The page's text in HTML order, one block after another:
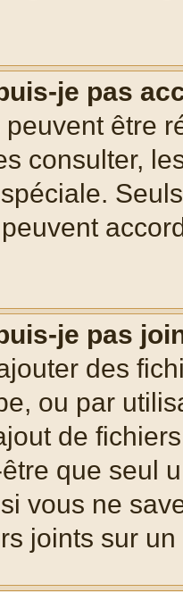
je pas
être
consulter,
je pas
des
ou par
de
que seul
vous ne
joints sur un